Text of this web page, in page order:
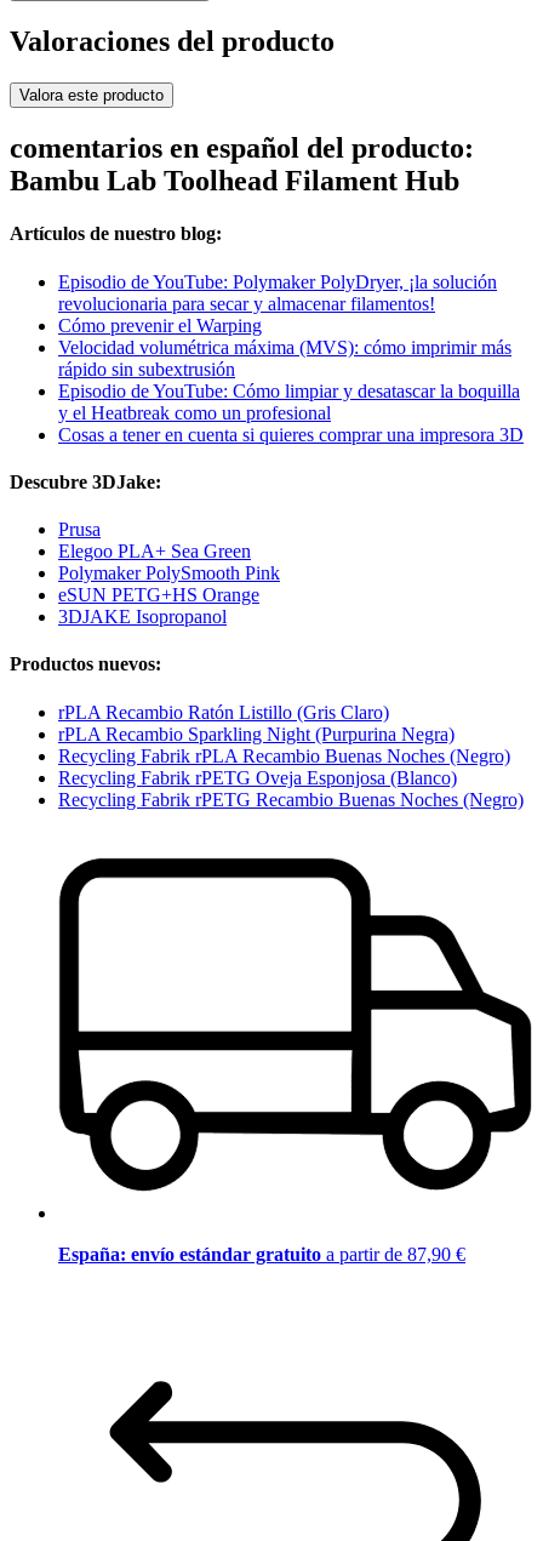
Valoraciones del producto
Valora este producto
comentarios en español del producto:
Bambu Lab Toolhead Filament Hub
Artículos de nuestro blog:
Episodio de YouTube: Polymaker PolyDryer, ¡la solución
revolucionaria para secar y almacenar filamentos!
Cómo prevenir el Warping
Velocidad volumétrica máxima (MVS): cómo imprimir más
rápido sin subextrusión
Episodio de YouTube: Cómo limpiar y desatascar la boquilla
y el Heatbreak como un profesional
Cosas a tener en cuenta si quieres comprar una impresora 3D
Descubre 3DJake:
Prusa
Elegoo PLA+ Sea Green
Polymaker PolySmooth Pink
eSUN PETG+HS Orange
3DJAKE Isopropanol
Productos nuevos:
rPLA Recambio Ratón Listillo (Gris Claro)
rPLA Recambio Sparkling Night (Purpurina Negra)
Recycling Fabrik rPLA Recambio Buenas Noches (Negro)
Recycling Fabrik rPETG Oveja Esponjosa (Blanco)
Recycling Fabrik rPETG Recambio Buenas Noches (Negro)
España: envío estándar gratuito a partir de 87,90 €